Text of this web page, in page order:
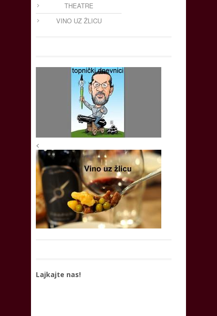
THEATRE
VINO UZ ŽLICU
<
Lajkajte nas!